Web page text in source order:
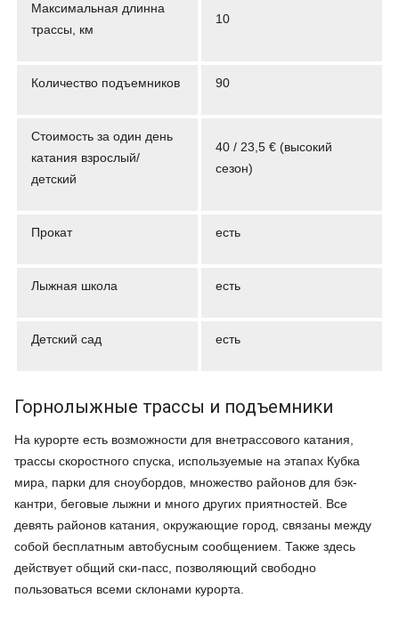
Максимальная длинна
трассы, км
10
Количество подъемников 90
Стоимость за один день
катания взрослый/
детский
40 / 23,5 € (высокий
сезон)
Прокат есть
Лыжная школа есть
Детский сад есть
Горнолыжные трассы и подъемники
На курорте есть возможности для внетрассового катания,
трассы скоростного спуска, используемые на этапах Кубка
мира, парки для сноубордов, множество районов для бэк-
кантри, беговые лыжни и много других приятностей. Все
девять районов катания, окружающие город, связаны между
собой бесплатным автобусным сообщением. Также здесь
действует общий ски-пасс, позволяющий свободно
пользоваться всеми склонами курорта.